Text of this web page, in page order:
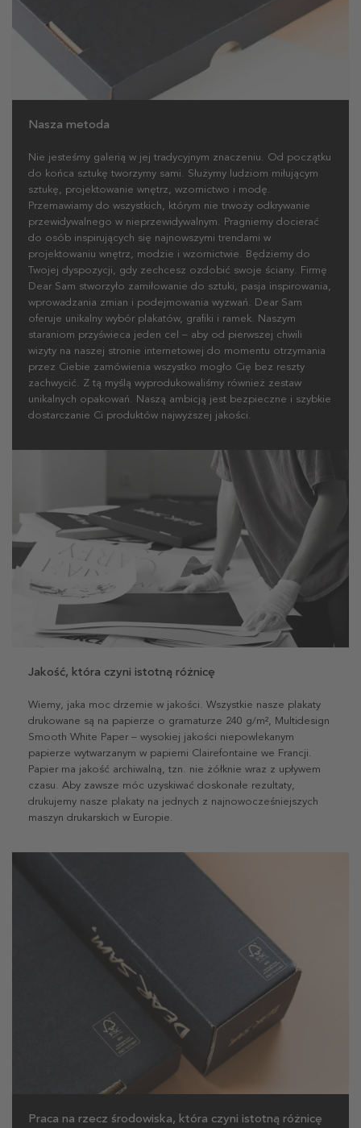
Nasza metoda
Nie jesteśmy galerią w jej tradycyjnym znaczeniu. Od początku
do końca sztukę tworzymy sami. Służymy ludziom miłującym
sztukę, projektowanie wnętrz, wzornictwo i modę.
Przemawiamy do wszystkich, którym nie trwoży odkrywanie
przewidywalnego w nieprzewidywalnym. Pragniemy docierać
do osób inspirujących się najnowszymi trendami w
projektowaniu wnętrz, modzie i wzornictwie. Będziemy do
Twojej dyspozycji, gdy zechcesz ozdobić swoje ściany. Firmę
Dear Sam stworzyło zamiłowanie do sztuki, pasja inspirowania,
wprowadzania zmian i podejmowania wyzwań. Dear Sam
oferuje unikalny wybór plakatów, grafiki i ramek. Naszym
staraniom przyświeca jeden cel – aby od pierwszej chwili
wizyty na naszej stronie internetowej do momentu otrzymania
przez Ciebie zamówienia wszystko mogło Cię bez reszty
zachwycić. Z tą myślą wyprodukowaliśmy również zestaw
unikalnych opakowań. Naszą ambicją jest bezpieczne i szybkie
dostarczanie Ci produktów najwyższej jakości.
Jakość, która czyni istotną różnicę
Wiemy, jaka moc drzemie w jakości. Wszystkie nasze plakaty
drukowane są na papierze o gramaturze 240 g/m², Multidesign
Smooth White Paper – wysokiej jakości niepowlekanym
papierze wytwarzanym w papierni Clairefontaine we Francji.
Papier ma jakość archiwalną, tzn. nie żółknie wraz z upływem
czasu. Aby zawsze móc uzyskiwać doskonałe rezultaty,
drukujemy nasze plakaty na jednych z najnowocześniejszych
maszyn drukarskich w Europie.
Praca na rzecz środowiska, która czyni istotną różnicę